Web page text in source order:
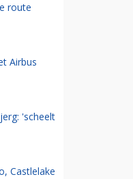
route
Airbus
'scheelt
Castlelake